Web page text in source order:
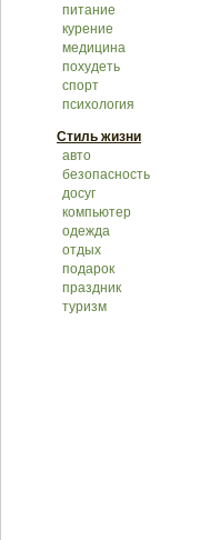
питание
курение
медицина
похудеть
спорт
психология
Стиль жизни
авто
безопасность
досуг
компьютер
одежда
отдых
подарок
праздник
туризм